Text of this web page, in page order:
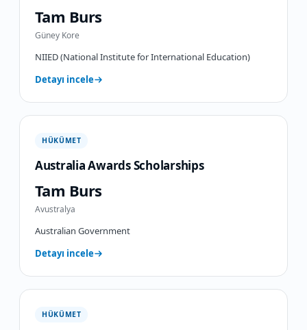
Tam Burs
Güney Kore
NIIED (National Institute for International Education)
Detayı incele
HÜKÜMET
Australia Awards Scholarships
Tam Burs
Avustralya
Australian Government
Detayı incele
HÜKÜMET